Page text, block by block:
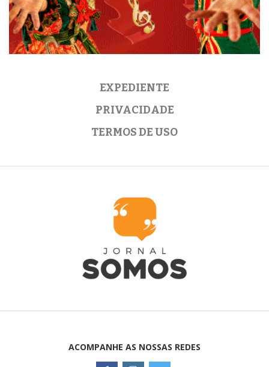
EXPEDIENTE
PRIVACIDADE
TERMOS DE USO
ACOMPANHE AS NOSSAS REDES